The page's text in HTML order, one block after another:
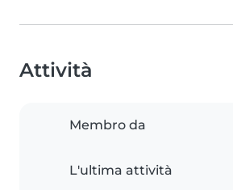
Attività
Membro da
L'ultima attività